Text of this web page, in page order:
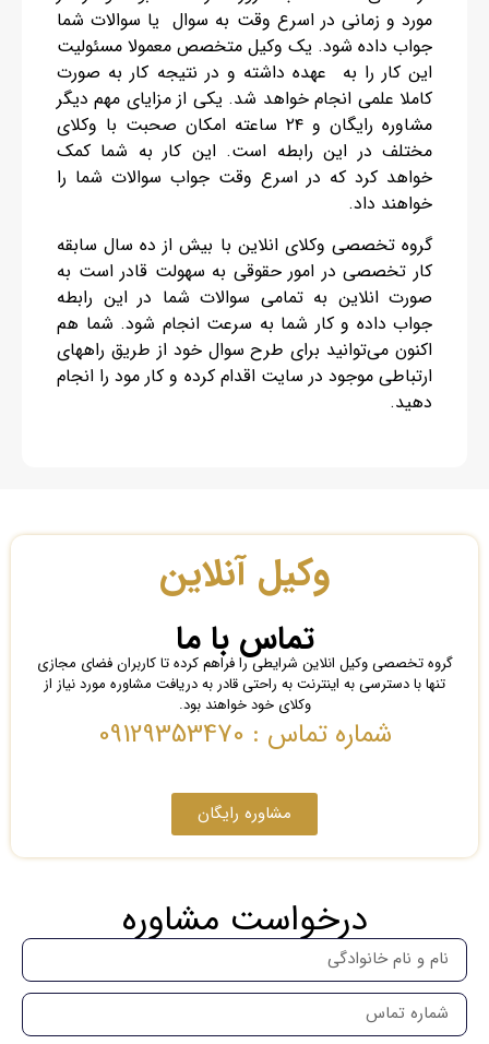
مورد و زمانی در اسرع وقت به سوال یا سوالات شما
جواب داده شود. یک وکیل متخصص معمولا مسئولیت
این کار را به عهده داشته و در نتیجه کار به صورت
کاملا علمی انجام خواهد شد. یکی از مزایای مهم دیگر
مشاوره رایگان و ۲۴ ساعته امکان صحبت با وکلای
مختلف در این رابطه است. این کار به شما کمک
خواهد کرد که در اسرع وقت جواب سوالات شما را
خواهند داد.
گروه تخصصی وکلای انلاین با بیش از ده سال سابقه
کار تخصصی در امور حقوقی به سهولت قادر است به
صورت انلاین به تمامی سوالات شما در این رابطه
جواب داده و کار شما به سرعت انجام شود. شما هم
اکنون می‌توانید برای طرح سوال خود از طریق راههای
ارتباطی موجود در سایت اقدام کرده و کار مود را انجام
دهید.
وکیل آنلاین
تماس با ما
گروه تخصصی وکیل انلاین شرایطی را فراهم کرده تا کاربران فضای مجازی
تنها با دسترسی به اینترنت به راحتی قادر به دریافت مشاوره مورد نیاز از
وکلای خود خواهند بود.
شماره تماس : 09129353470
مشاوره رایگان
درخواست مشاوره